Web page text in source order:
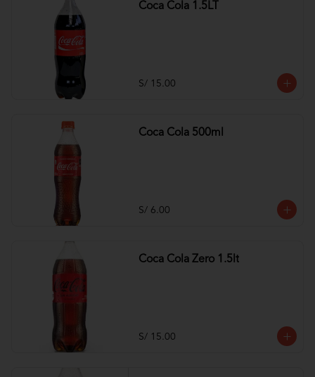
Coca Cola 1.5LT
S/ 15.00
Coca Cola 500ml
S/ 6.00
Coca Cola Zero 1.5lt
S/ 15.00